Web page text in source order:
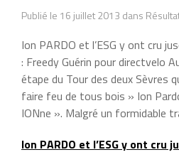
Publié le 16 juillet 2013 dans
Ion PARDO et l’ESG y ont cru
: Freedy Guérin pour directvelo
étape du Tour des deux Sèvres
faire feu de tous bois » Ion
IONne ». Malgré un formidable
Ion PARDO et l’ESG y ont cru